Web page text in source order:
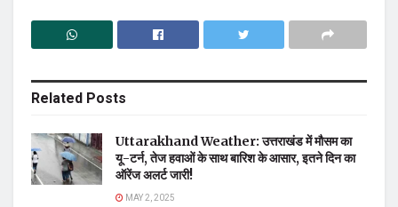
Related Posts
Uttarakhand Weather: उत्तराखंड में मौसम का
यू-टर्न, तेज हवाओं के साथ बारिश के आसार, इतने दिन का
ऑरेंज अलर्ट जारी!
MAY 2, 2025